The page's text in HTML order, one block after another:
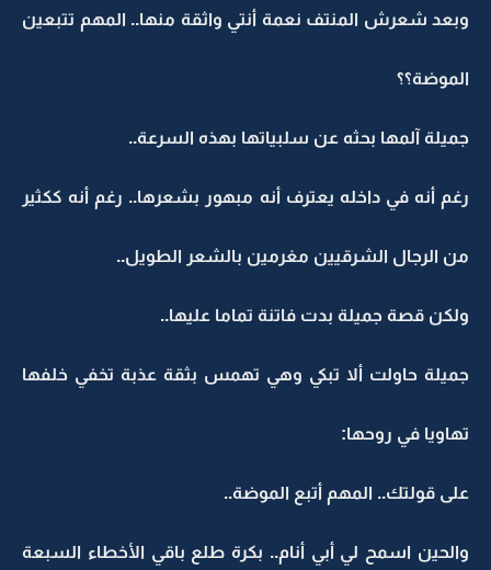
وبعد شعرش المنتف نعمة أنتي واثقة منها.. المهم تتبعين
الموضة؟؟
جميلة آلمها بحثه عن سلبياتها بهذه السرعة..
رغم أنه في داخله يعترف أنه مبهور بشعرها.. رغم أنه ككثير
من الرجال الشرقيين مغرمين بالشعر الطويل..
ولكن قصة جميلة بدت فاتنة تماما عليها..
جميلة حاولت ألا تبكي وهي تهمس بثقة عذبة تخفي خلفها
تهاويا في روحها:
على قولتك.. المهم أتبع الموضة..
والحين اسمح لي أبي أنام.. بكرة طلع باقي الأخطاء السبعة